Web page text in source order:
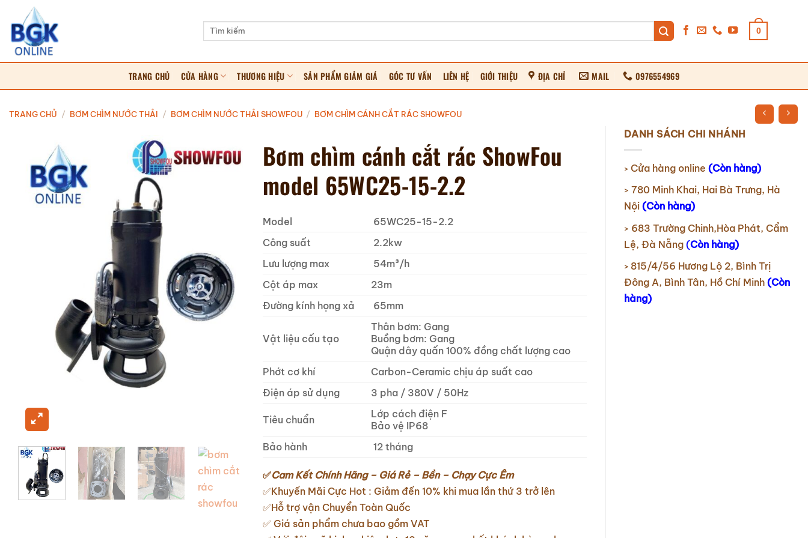
qua
nội
dung
Tìm
0
TRANG CHỦ CỬA HÀNG THƯƠNG HIỆU SẢN PHẨM GIẢM GIÁ GÓC TƯ VẤN LIÊN HỆ GIỚI THIỆU ĐỊA CHỈ MAIL 0976554969
TRANG CHỦ / BƠM CHÌM NƯỚC THẢI / BƠM CHÌM NƯỚC THẢI SHOWFOU / BƠM CHÌM CÁNH CẮT RÁC SHOWFOU
DANH SÁCH CHI NHÁNH
> Cửa hàng online (Còn hàng)
> 780 Minh Khai, Hai Bà Trưng, Hà
Nội (Còn hàng)
> 683 Trường Chinh,Hòa Phát, Cẩm
Lệ, Đà Nẵng (Còn hàng)
> 815/4/56 Hương Lộ 2, Bình Trị
Đông A, Bình Tân, Hồ Chí Minh (Còn
hàng)
Bơm chìm cánh cắt rác ShowFou
model 65WC25-15-2.2
Model
65WC25-15-2.2
Công suất
2.2kw
Lưu lượng max
54m³/h
Cột áp max
23m
Đường kính họng xả
65mm
Vật liệu cấu tạo
Thân bơm: Gang
Buồng bơm: Gang
Quận dây quấn 100% đồng chất lượng cao
Phớt cơ khí
Carbon-Ceramic chịu áp suất cao
Điện áp sử dụng
3 pha / 380V / 50Hz
Tiêu chuẩn
Lớp cách điện F
Bảo vệ IP68
Bảo hành
12 tháng
✅Cam Kết Chính Hãng – Giá Rẻ – Bền – Chạy Cực Êm
✅Khuyến Mãi Cực Hot : Giảm đến 10% khi mua lần thứ 3 trở lên
✅Hỗ trợ vận Chuyển Toàn Quốc
✅ Giá sản phẩm chưa bao gồm VAT